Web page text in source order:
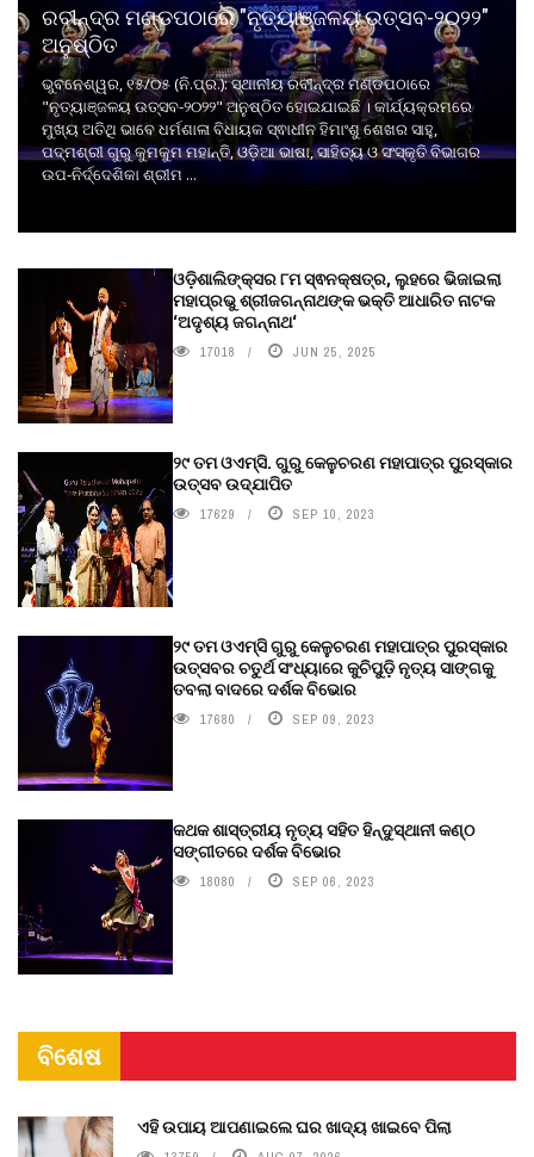
ରବୀନ୍ଦ୍ର ମଣ୍ଡପଠାରେ "ନୃତ୍ୟାଞ୍ଜଳୟ ଉତ୍ସବ-୨୦୨୨"
ଅନୁଷ୍ଠିତ
ଭୁବନେଶ୍ୱର, ୧୫/୦୫ (ନି.ପ୍ର.): ସ୍ଥାନୀୟ ରବୀନ୍ଦ୍ର ମଣ୍ଡପଠାରେ
"ନୃତ୍ୟାଞ୍ଜଳୟ ଉତ୍ସବ-୨୦୨୨" ଅନୁଷ୍ଠିତ ହୋଇଯାଇଛି । କାର୍ଯ୍ୟକ୍ରମରେ
ମୁଖ୍ୟ ଅତିଥି ଭାବେ ଧର୍ମଶାଳା ବିଧାୟକ ସ୍ଵାଧୀନ ହିମାଂଶୁ ଶେଖର ସାହୁ,
ପଦ୍ମଶ୍ରୀ ଗୁରୁ କୁମକୁମ ମହାନ୍ତି, ଓଡ଼ିଆ ଭାଷା, ସାହିତ୍ୟ ଓ ସଂସ୍କୃତି ବିଭାଗର
ଉପ-ନିର୍ଦ୍ଦେଶିକା ଶ୍ରୀମ ...
ଓଡ଼ିଶାଲିଙ୍କ୍ସର ୮ମ ସ୍ଵନକ୍ଷତ୍ର, ଲୁହରେ ଭିଜାଇଲା
ମହାପ୍ରଭୁ ଶ୍ରୀଜଗନ୍ନାଥଙ୍କ ଭକ୍ତି ଆଧାରିତ ନାଟକ
‘ଅଦୃଶ୍ୟ ଜଗନ୍ନାଥ‘
17018 JUN 25, 2025
୨୯ ତମ ଓଏମ୍‌ସି. ଗୁରୁ କେଳୁଚରଣ ମହାପାତ୍ର ପୁରସ୍କାର
ଉତ୍ସବ ଉଦ୍‍ଯାପିତ
17629 SEP 10, 2023
୨୯ ତମ ଓଏମ୍‌ସି ଗୁରୁ କେଳୁଚରଣ ମହାପାତ୍ର ପୁରସ୍କାର
ଉତ୍ସବର ଚତୁର୍ଥ ସଂଧ୍ୟାରେ କୁଚିପୁଡ଼ି ନୃତ୍ୟ ସାଙ୍ଗକୁ
ତବଲା ବାଦରେ ଦର୍ଶକ ବିଭୋର
17680 SEP 09, 2023
କଥକ ଶାସ୍ତ୍ରୀୟ ନୃତ୍ୟ ସହିତ ହିନ୍ଦୁସ୍ଥାନୀ କଣ୍ଠ
ସଙ୍ଗୀତରେ ଦର୍ଶକ ବିଭୋର
18080 SEP 06, 2023
ବିଶେଷ
ଏହି ଉପାୟ ଆପଣାଇଲେ ଘର ଖାଦ୍ୟ ଖାଇବେ ପିଲା